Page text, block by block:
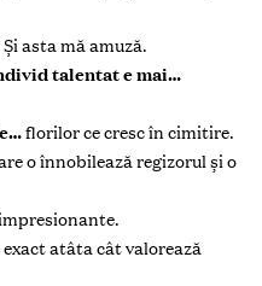
asta mă amuză.
talentat e mai…
florilor ce cresc în cimitire.
o înnobilează regizorul şi o
exact atâta cât valorează